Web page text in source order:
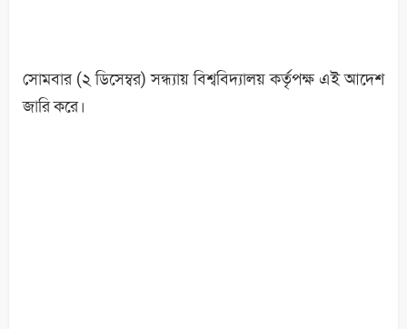
সোমবার (২ ডিসেম্বর) সন্ধ্যায় বিশ্ববিদ্যালয় কর্তৃপক্ষ এই আদেশ
জারি করে।